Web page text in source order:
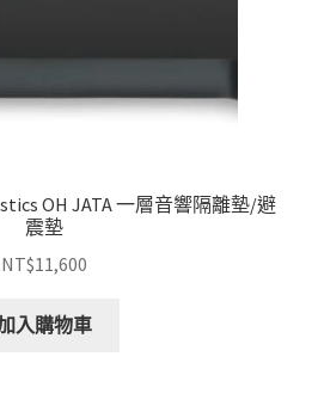
OH JATA 一層音響隔離墊/避
震墊
NT$11,600
入購物車